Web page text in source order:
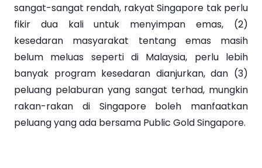
sangat-sangat rendah, rakyat Singapore tak perlu
fikir dua kali untuk menyimpan emas, (2)
kesedaran masyarakat tentang emas masih
belum meluas seperti di Malaysia, perlu lebih
banyak program kesedaran dianjurkan, dan (3)
peluang pelaburan yang sangat terhad, mungkin
rakan-rakan di Singapore boleh manfaatkan
peluang yang ada bersama Public Gold Singapore.